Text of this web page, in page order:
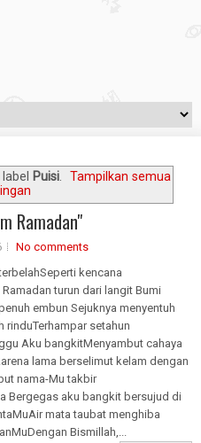
Puisi.
Tampilkan semua
Ramadan"
No comments
kencana
Ramadan turun dari langit Bumi
embun Sejuknya menyentuh
rinduTerhampar setahun
Aku bangkitMenyambut cahaya
lama berselimut kelam dengan
nama-Mu takbir
Bergegas aku bangkit bersujud di
mata taubat menghiba
Bismillah,...